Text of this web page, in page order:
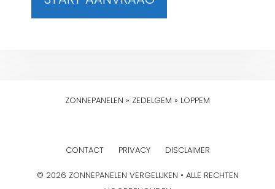
ZONNEPANELEN » ZEDELGEM » LOPPEM
CONTACT PRIVACY DISCLAIMER
© 2026 ZONNEPANELEN VERGELIJKEN • ALLE RECHTEN